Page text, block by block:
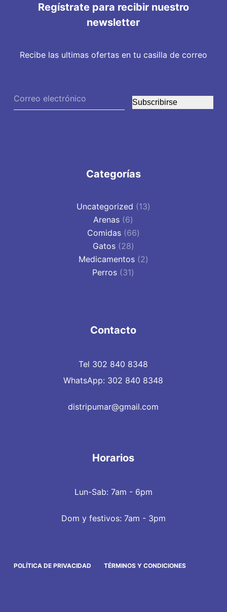
Regístrate para recibir nuestro
newsletter
Recibe las ultimas ofertas en tu casilla de correo
Subscribirse
Categorías
Uncategorized 1313
Arenas 66
productos
Comidas 6666
Gatos 2828
productos
Medicamentos 22
Perros 3131
Contacto
Tel 302 840 8348
WhatsApp: 302 840 8348
distripumar@gmail.com
Horarios
Lun-Sab: 7am - 6pm
Dom y festivos: 7am - 3pm
POLÍTICA DE PRIVACIDAD TÉRMINOS Y CONDICIONES